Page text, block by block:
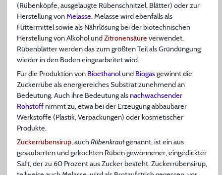
(Rübenköpfe, ausgelaugte Rübenschnitzel, Blätter) oder zur
Herstellung von Melasse. Melasse wird ebenfalls als
Futtermittel sowie als Nährlösung bei der biotechnischen
Herstellung von Alkohol undZitronensäure verwendet.
Rübenblätter werden das zum größten Teil als Gründüngung
wieder in den Boden eingearbeitet wird.
Für die Produktion von Bioethanolund Biogasgewinnt die
Zuckerrübe als energiereiches Substrat zunehmend an
Bedeutung. Auch ihre Bedeutung alsnachwachsender
Rohstoffnimmt zu, etwa bei der Erzeugung abbaubarer
Werkstoffe (Plastik, Verpackungen) oder kosmetischer
Produkte.
Zuckerrübensirup, auchRübenkrautgenannt, ist ein aus
gesäuberten und gekochten Rüben gewonnener, eingedickter
Saft, der zu 60 Prozent aus Zucker besteht. Zuckerrübensirup,